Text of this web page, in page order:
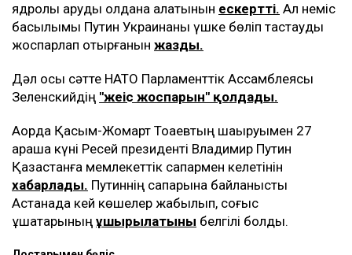
ядролық қаруды қолдана алатынын ескертті. Ал неміс
басылымы Путин Украинаны үшке бөліп тастауды
жоспарлап отырғанын жазды.
Дәл осы сәтте НАТО Парламенттік Ассамблеясы
Зеленскийдің "жеңіс жоспарын" қолдады.
Ақорда Қасым-Жомарт Тоқаевтың шақыруымен 27
қараша күні Ресей президенті Владимир Путин
Қазақстанға мемлекеттік сапармен келетінін
хабарлады. Путиннің сапарына байланысты
Астанада кей көшелер жабылып, соғыс
ұшақтарының ұшырылатыны белгілі болды.